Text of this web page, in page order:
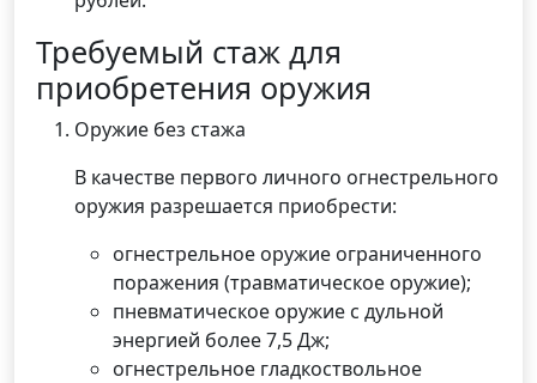
Требуемый стаж для
приобретения оружия
Оружие без стажа
В качестве первого личного огнестрельного
оружия разрешается приобрести:
огнестрельное оружие ограниченного
поражения (травматическое оружие);
пневматическое оружие с дульной
энергией более 7,5 Дж;
огнестрельное гладкоствольное